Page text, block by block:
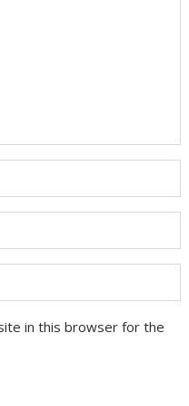
in this browser for the